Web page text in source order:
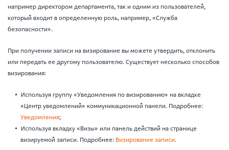
например директором департамента, так и одним из пользователей,
который входит в определенную роль, например, «Служба
безопасности».
При получении записи на визирование вы можете утвердить, отклонить
или передать ее другому пользователю. Существует несколько способов
визирования:
Используя группу «Уведомления по визированию» на вкладке
«Центр уведомлений» коммуникационной панели. Подробнее:
Уведомления;
Используя вкладку «Визы» или панель действий на странице
визируемой записи. Подробнее: Визирование записи.